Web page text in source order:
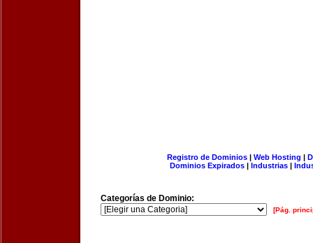
Registro de Dominios| Web Hosting |
Dominios Expirados | Industrias |
Categorías de Dominio:
[Pág.